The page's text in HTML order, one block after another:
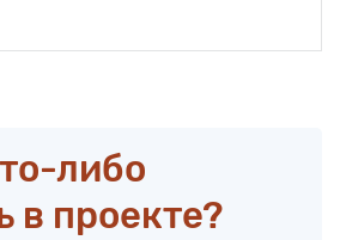
либо
в проекте?